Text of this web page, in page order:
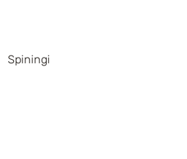
Spiningi